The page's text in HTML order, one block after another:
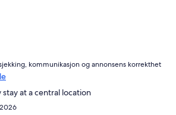
kommunikasjon og annonsens korrekthet
at a central location